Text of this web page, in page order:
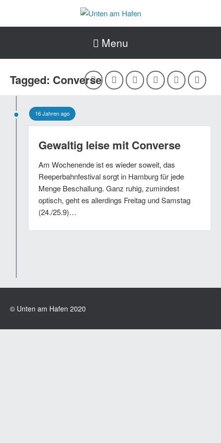
Menu
Tagged: Converse
16 Jahren ago
Gewaltig leise mit Converse
Am Wochenende ist es wieder soweit, das
Reeperbahnfestival sorgt in Hamburg für jede
Menge Beschallung. Ganz ruhig, zumindest
optisch, geht es allerdings Freitag und Samstag
(24./25.9)…
© Unten am Hafen 2020